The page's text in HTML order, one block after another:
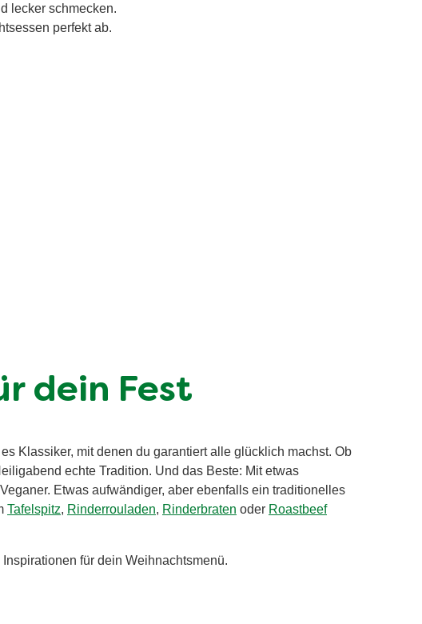
lecker schmecken.
perfekt ab.
dein Fest
Klassiker, mit denen du garantiert alle glücklich machst. Ob
echte Tradition. Und das Beste: Mit etwas
Etwas aufwändiger, aber ebenfalls ein traditionelles
Tafelspitz, Rinderrouladen, Rinderbraten oder Roastbeef
Inspirationen für dein Weihnachtsmenü.